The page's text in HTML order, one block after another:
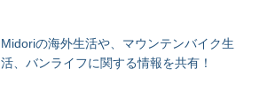
Midoriの海外生活や、マウンテンバイク生
活、バンライフに関する情報を共有！